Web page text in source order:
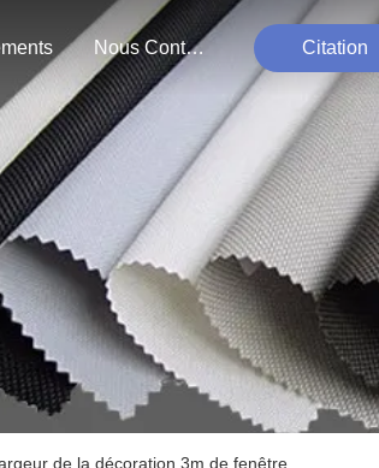
Nous Contacter Citation
de la décoration 3m de fenêtre